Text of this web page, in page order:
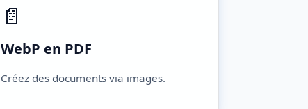
📄
WebP en PDF
Créez des documents via images.